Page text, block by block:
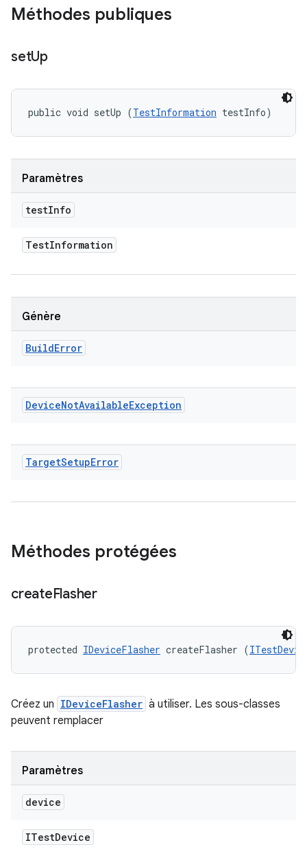
Méthodes publiques
setUp
public void setUp (TestInformation testInfo)
Paramètres
testInfo
TestInformation
Génère
BuildError
DeviceNotAvailableException
TargetSetupError
Méthodes protégées
createFlasher
protected IDeviceFlasher createFlasher (
Créez un IDeviceFlasher à utiliser. Les sous-classes
peuvent remplacer
Paramètres
device
ITestDevice